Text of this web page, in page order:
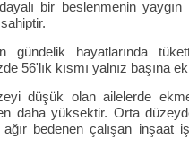
bir beslenmenin
gündelik hayatlarında
56'lık kısmı yalnız başına
düşük olan ailelerde
daha yüksektir. Orta
bedenen çalışan inşaat